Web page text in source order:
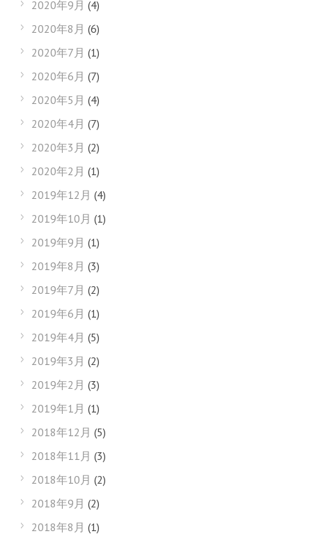
2020年9月 (4)
2020年8月 (6)
2020年7月 (1)
2020年6月 (7)
2020年5月 (4)
2020年4月 (7)
2020年3月 (2)
2020年2月 (1)
2019年12月 (4)
2019年10月 (1)
2019年9月 (1)
2019年8月 (3)
2019年7月 (2)
2019年6月 (1)
2019年4月 (5)
2019年3月 (2)
2019年2月 (3)
2019年1月 (1)
2018年12月 (5)
2018年11月 (3)
2018年10月 (2)
2018年9月 (2)
2018年8月 (1)